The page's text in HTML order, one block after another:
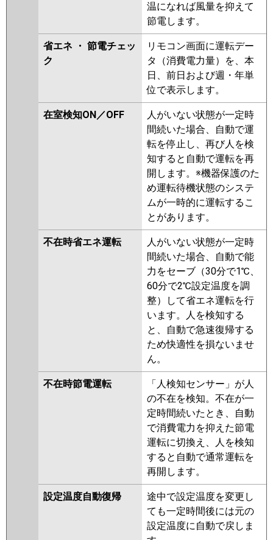
温になれば風量を抑えて
節電します。
省エネ ・ 節電チェッ
ク
リモコン画面に運転デー
タ（消費電力量）を、本
日、前日および週・年単
位で表示します。
在室検知ON／OFF
人がいない状態が一定時
間続いた場合、自動で運
転を停止し、再び人を検
知すると自動で運転を再
開します。※機器保護のた
め運転待機状態のシステ
ムが一時的に運転するこ
とがあります。
不在時省エネ運転
人がいない状態が一定時
間続いた場合、自動で能
力をセーブ（30分で1℃、
60分で2℃設定温度を調
整）して省エネ運転を行
います。人を検知する
と、自動で急速復帰する
ため快適性を損ないませ
ん。
不在時節電運転
「人検知センサー」が人
の不在を検知。不在が一
定時間続いたとき、自動
で消費電力を抑えた節電
運転に切換え、人を検知
すると自動で通常運転を
再開します。
設定温度自動復帰
途中で設定温度を変更し
ても一定時間後には元の
設定温度に自動で戻しま